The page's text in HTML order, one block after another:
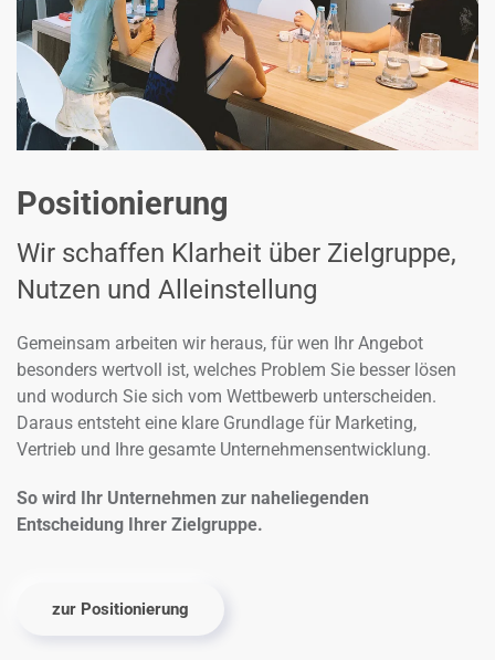
Positionierung
Wir schaffen Klarheit über Zielgruppe,
Nutzen und Alleinstellung
Gemeinsam arbeiten wir heraus, für wen Ihr Angebot
besonders wertvoll ist, welches Problem Sie besser lösen
und wodurch Sie sich vom Wettbewerb unterscheiden.
Daraus entsteht eine klare Grundlage für Marketing,
Vertrieb und Ihre gesamte Unternehmensentwicklung.
So wird Ihr Unternehmen zur naheliegenden
Entscheidung Ihrer Zielgruppe.
zur Positionierung